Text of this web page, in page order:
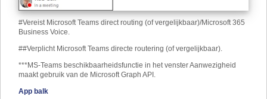
#Vereist Microsoft Teams direct routing (of vergelijkbaar)/Microsoft 365
Business Voice.
##Verplicht Microsoft Teams directe routering (of vergelijkbaar).
***MS-Teams beschikbaarheidsfunctie in het venster Aanwezigheid
maakt gebruik van de Microsoft Graph API.
App balk